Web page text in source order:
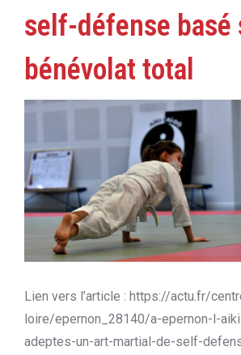
self-défense basé
bénévolat total
Lien vers l’article : https://actu.fr/
loire/epernon_28140/a-epernon-l-
adeptes-un-art-martial-de-self-